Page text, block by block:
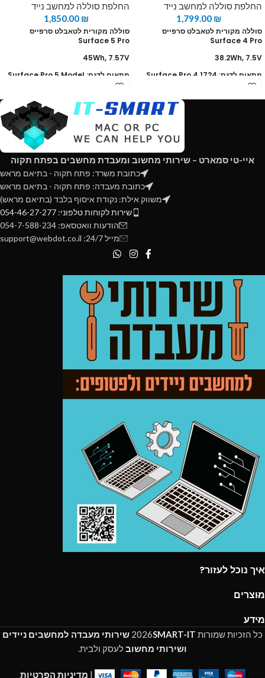
החלפת סוללה למחשב נייד
1,799.00 ₪
סוללה מקורית לטאבלט סרפייס
Surface 4 Pro
38.2Wh, 7.5V
מתאים לדגם: Surface Pro 4 1724
החלפת סוללה למחשב נייד
1,850.00 ₪
סוללה מקורית לטאבלט סרפייס
Surface 5 Pro
45Wh, 7.57V
מתאים לדגם: Surface Pro 5 Model
M1796
מחיר כולל החלפה
איי-טי סמארט – שירותי מחשוב ומעבדת מחשבים בפתח תקוה
כתובת משרד: פתח תקוה - בתיאם מראש
כתובת מעבדה: פתח תקוה - בתיאם מראש
משווק אילת: נקודת איסוף בלבד (בתיאם מראש)
שירות לקוחות טלפוני: 054-46-27-277
הודעות וואטסאפ: 054-7-588-234
מייל 24/7: support@webdot.co.il
איך נוכל לעזור?
מוצרים
מידע
כל הזכיות שמורות 2026SMART-IT
שירותי מעבדה למחשבים ניידים
ושירותי מחשובלעסק ולבית.
| מדיניות הפרטיות